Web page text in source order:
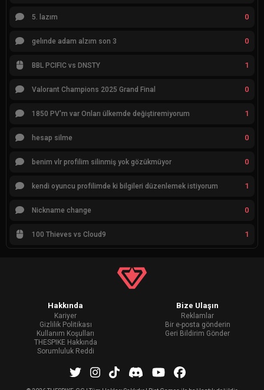
5. lazım 0
gelınde adam alzım son 3 0
BBL PCIFIC vs DNSTY 1
Valorant Champions 2025 Grand Final 0
1850 PV'm var Onları ülkemde değiştiremiyorum 1
hesap silme 0
benim vlr profilim silinmiş yok gözükmüyor 0
kendi oyuncu profilimde ki bilgileri düzenlemek istiyorum 1
Nickname change 0
100 Thieves vs Cloud9 1
Hakkında
Kariyer
Gizlilik Politikası
Kullanım Koşulları
THESPIKE Hakkında
Sorumluluk Reddi
Bize Ulaşın
Reklamlar
Bir e-posta gönderin
Geri Bildirim Gönder